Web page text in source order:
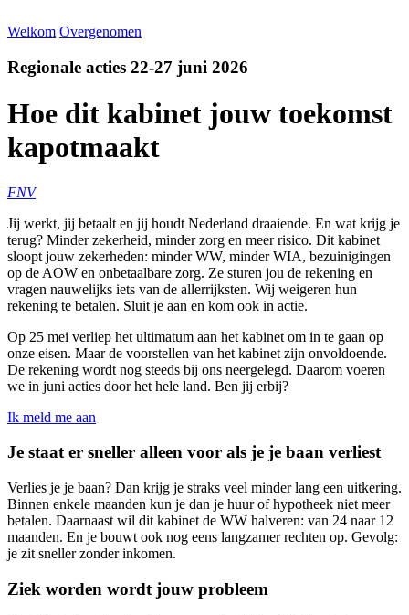
Welkom Overgenomen
Regionale acties 22-27 juni 2026
Hoe dit kabinet jouw toekomst
kapotmaakt
FNV
Jij werkt, jij betaalt en jij houdt Nederland draaiende. En wat krijg je
terug? Minder zekerheid, minder zorg en meer risico. Dit kabinet
sloopt jouw zekerheden: minder WW, minder WIA, bezuinigingen
op de AOW en onbetaalbare zorg. Ze sturen jou de rekening en
vragen nauwelijks iets van de allerrijksten. Wij weigeren hun
rekening te betalen. Sluit je aan en kom ook in actie.
Op 25 mei verliep het ultimatum aan het kabinet om in te gaan op
onze eisen. Maar de voorstellen van het kabinet zijn onvoldoende.
De rekening wordt nog steeds bij ons neergelegd. Daarom voeren
we in juni acties door het hele land. Ben jij erbij?
Ik meld me aan
Je staat er sneller alleen voor als je je baan verliest
Verlies je je baan? Dan krijg je straks veel minder lang een uitkering.
Binnen enkele maanden kun je dan je huur of hypotheek niet meer
betalen. Daarnaast wil dit kabinet de WW halveren: van 24 naar 12
maanden. En je bouwt ook nog eens langzamer rechten op. Gevolg:
je zit sneller zonder inkomen.
Ziek worden wordt jouw probleem